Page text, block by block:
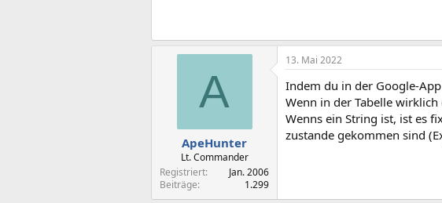
A
ApeHunter
Lt. Commander
Registriert
Jan. 2006
Beiträge
1.299
13. Mai 2022
Indem du in der Google-
Wenn in der Tabelle
Wenns ein String ist, ist es
zustande gekommen sind